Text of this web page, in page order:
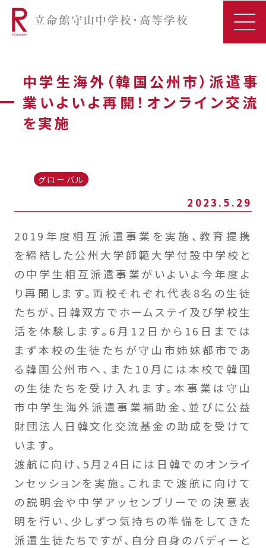
中学生海外（韓国公州市）派遣事
業いよいよ再開！オンライン交流
を実施
グローバル
2023.5.29
2019年度相互派遣事業を実施、教育提携
を締結した公州大学師範大学付設中学校と
の中学生相互派遣事業がいよいよ今年度よ
り再開します。両校それぞれ代表8名の生徒
たちが、日韓双方でホームステイ及び学校生
活を体験します。6月12日から16日までは
まず本校の生徒たちが守山市姉妹都市であ
る韓国公州市へ、また10月には本校で韓国
の生徒たちを受け入れます。本事業は守山
市中学生海外派遣事業補助金、並びに公益
財団法人日韓文化交流基金の助成を受けて
います。
渡航に向け、5月24日には日韓でのオンライ
ンセッションを実施。これまで渡航に向けて
の説明会や中学アッセンブリーでの決意表
明を行い、少しずつ気持ちの準備をしてきた
派遣生徒たちですが、自分自身のバディーと